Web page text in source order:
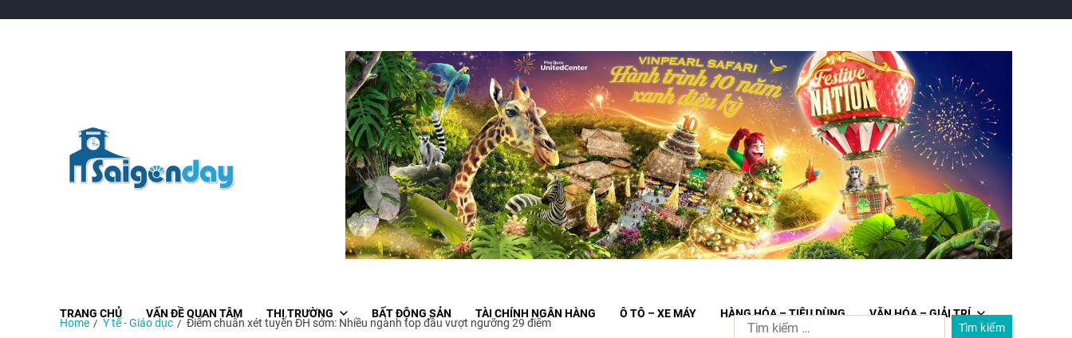
TRANG CHỦ VẤN ĐỀ QUAN TÂM THỊ TRƯỜNG BẤT ĐỘNG SẢN TÀI CHÍNH NGÂN HÀNG Ô TÔ – XE MÁY HÀNG HÓA – TIÊU DÙNG VĂN HÓA – GIẢI TRÍ
Home Y tế - Giáo dục Điểm chuẩn xét tuyển ĐH sớm: Nhiều ngành top đầu vượt ngưỡng 29 điểm